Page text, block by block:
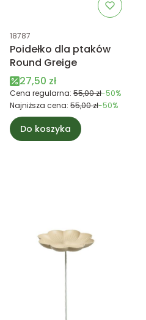
Kod produktu
18787
Poidełko dla ptaków
Round Greige
Cena promocyjna
27,50 zł
Cena regularna: 55,00 zł-50%
Najniższa cena: 55,00 zł-50%
Do koszyka